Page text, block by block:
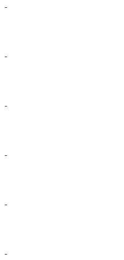
-
-
-
-
-
-